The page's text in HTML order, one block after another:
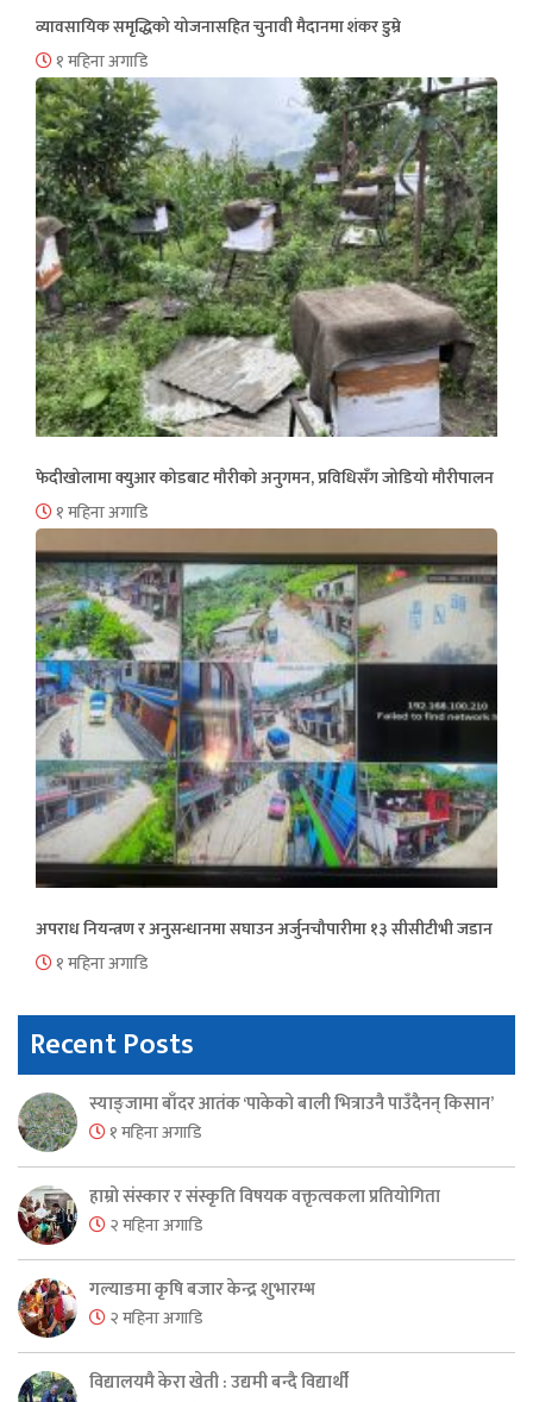
व्यावसायिक समृद्धिको योजनासहित चुनावी मैदानमा शंकर डुम्रे
१ महिना अगाडि
फेदीखोलामा क्युआर कोडबाट मौरीको अनुगमन, प्रविधिसँग जोडियो मौरीपालन
१ महिना अगाडि
अपराध नियन्त्रण र अनुसन्धानमा सघाउन अर्जुनचौपारीमा १३ सीसीटीभी जडान
१ महिना अगाडि
Recent Posts
स्याङ्जामा बाँदर आतंक ‘पाकेको बाली भित्राउनै पाउँदैनन् किसान’
१ महिना अगाडि
हाम्रो संस्कार र संस्कृति विषयक वक्तृत्वकला प्रतियोगिता
२ महिना अगाडि
गल्याङमा कृषि बजार केन्द्र शुभारम्भ
२ महिना अगाडि
विद्यालयमै केरा खेती : उद्यमी बन्दै विद्यार्थी